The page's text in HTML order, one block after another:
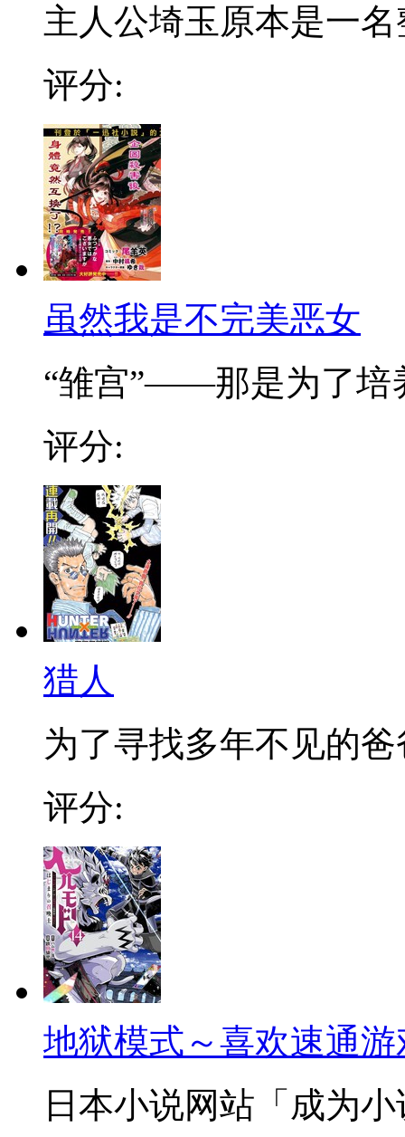
主人公埼玉原本是一名
评分:
虽然我是不完美恶女
“雏宫”——那是为了培
评分:
猎人
为了寻找多年不见的爸
评分:
地狱模式～喜欢速通
日本小说网站「成为